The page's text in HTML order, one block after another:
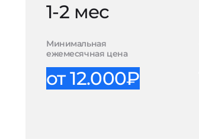
1-2 мес
Минимальная
ежемесячная цена
от 12.000₽